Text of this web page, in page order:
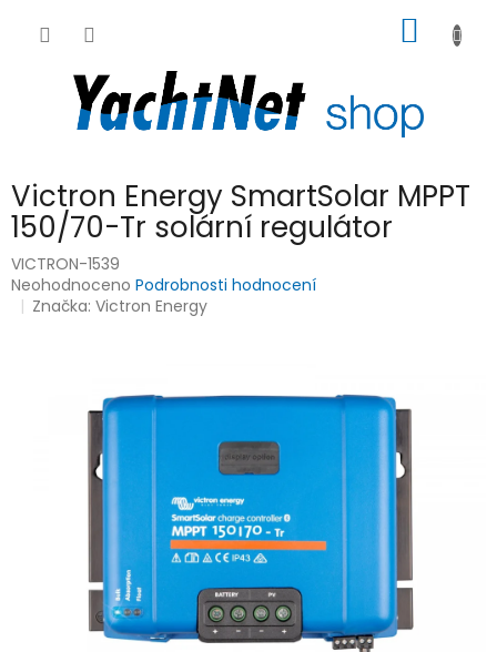
KOŠÍK
Victron Energy SmartSolar MPPT
150/70-Tr solární regulátor
VICTRON-1539
Průměrné
hodnocení
Neohodnoceno Podrobnosti hodnocení
Značka:Victron Energy